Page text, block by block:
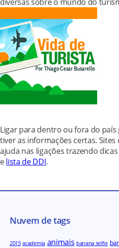
Ligar para dentro ou fora do país
tiver as informações certas. Sites
ajuda nas ligações trazendo
elista de DDI.
Nuvem de tags
2015 academia animais banana selfie